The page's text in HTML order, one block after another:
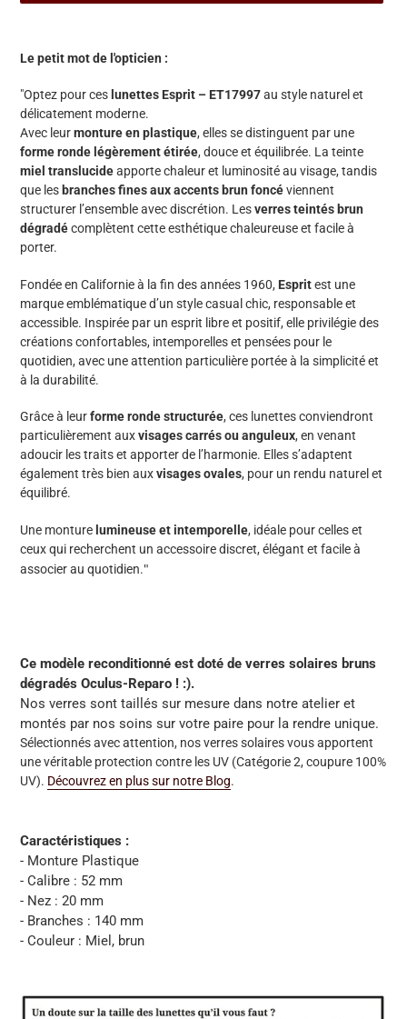
paire
à
votre
panier
Le petit mot de l'opticien :
"Optez pour ces lunettes Esprit – ET17997au style naturel et
délicatement moderne.
Avec leurmonture en plastique, elles se distinguent par une
forme ronde légèrement étirée, douce et équilibrée. La teinte
miel translucideapporte chaleur et luminosité au visage, tandis
que les branches fines aux accents brun foncéviennent
structurer l’ensemble avec discrétion. Lesverres teintés brun
dégradécomplètent cette esthétique chaleureuse et facile à
porter.
Fondée en Californie à la fin des années 1960, Espritest une
marque emblématique d’un style casual chic, responsable et
accessible. Inspirée par un esprit libre et positif, elle privilégie des
créations confortables, intemporelles et pensées pour le
quotidien, avec une attention particulière portée à la simplicité et
à la durabilité.
Grâce à leurforme ronde structurée, ces lunettes conviendront
particulièrement auxvisages carrés ou anguleux, en venant
adoucir les traits et apporter de l’harmonie. Elles s’adaptent
également très bien auxvisages ovales, pour un rendu naturel et
équilibré.
Une monture lumineuse et intemporelle, idéale pour celles et
ceux qui recherchent un accessoire discret, élégant et facile à
associer au quotidien."
Ce modèle reconditionné est doté de verres solaires bruns
dégradés Oculus-Reparo ! :).
Nos verres sont taillés sur mesure dans notre atelier et
montés par nos soins sur votre paire pour la rendre unique.
Sélectionnés avec attention, nos verres solaires vous apportent
une véritable protection contre les UV (Catégorie 2, coupure 100%
UV). Découvrez en plus sur notre Blog.
Caractéristiques :
- Monture Plastique
- Calibre : 52 mm
- Nez : 20 mm
- Branches : 140 mm
- Couleur : Miel, brun